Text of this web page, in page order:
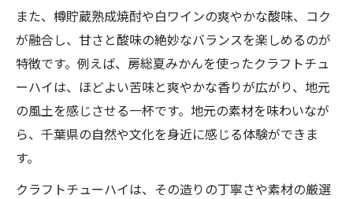
また、樽貯蔵熟成焼酎や白ワインの爽やかな酸味、コク
が融合し、甘さと酸味の絶妙なバランスを楽しめるのが
特徴です。例えば、房総夏みかんを使ったクラフトチュ
ーハイは、ほどよい苦味と爽やかな香りが広がり、地元
の風土を感じさせる一杯です。地元の素材を味わいなが
ら、千葉県の自然や文化を身近に感じる体験ができま
す。
クラフトチューハイは、その造りの丁寧さや素材の厳選